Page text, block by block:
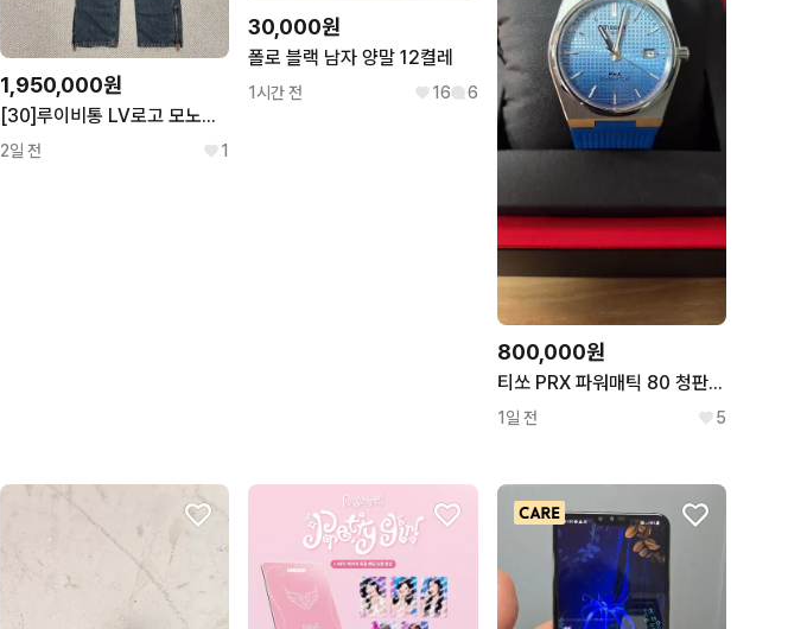
1,950,000원
[30]루이비통 LV로고 모노그램 카펜더 데님 팬츠
2일 전 1
30,000원
폴로 블랙 남자 양말 12켤레
1시간 전 16 6
800,000원
티쏘 PRX 파워매틱 80 청판 블루 그라데이션 스트랩 시계
1일 전 5